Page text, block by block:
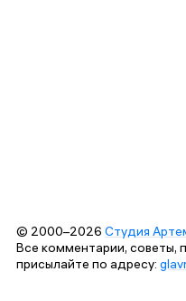
© 2000–2026 Студия
Все комментарии, советы,
присылайте по адресу: